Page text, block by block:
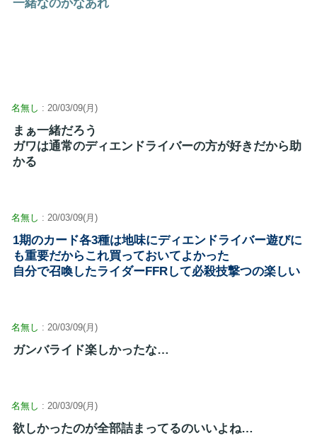
一緒なのかなあれ
名無し : 20/03/09(月)
まぁ一緒だろう
ガワは通常のディエンドライバーの方が好きだから助
かる
名無し : 20/03/09(月)
1期のカード各3種は地味にディエンドライバー遊びに
も重要だからこれ買っておいてよかった
自分で召喚したライダーFFRして必殺技撃つの楽しい
名無し : 20/03/09(月)
ガンバライド楽しかったな…
名無し : 20/03/09(月)
欲しかったのが全部詰まってるのいいよね…